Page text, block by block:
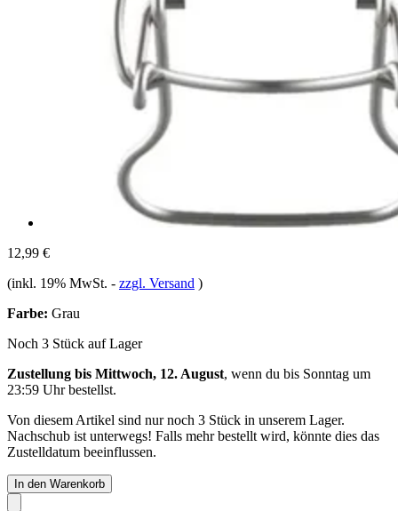
12,99 €
(inkl. 19% MwSt. - zzgl. Versand )
Farbe: Grau
Noch 3 Stück auf Lager
Zustellung bis Mittwoch, 12. August, wenn du bis Sonntag um
23:59 Uhrbestellst.
Von diesem Artikel sind nur noch 3 Stück in unserem Lager.
Nachschub ist unterwegs! Falls mehr bestellt wird, könnte dies das
Zustelldatum beeinflussen.
In den Warenkorb